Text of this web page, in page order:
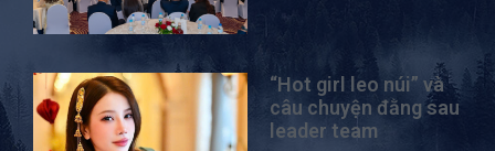
“Hot girl leo núi” và
câu chuyện đằng sau
leader team